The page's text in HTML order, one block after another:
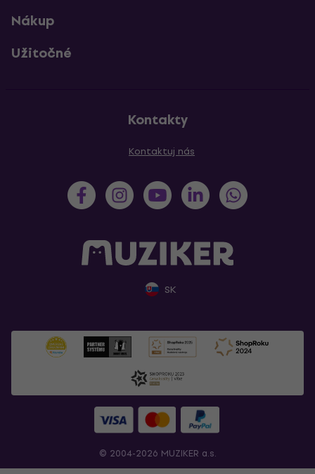
Nákup
Užitočné
Kontakty
Kontaktuj nás
SK
© 2004-2026 MUZIKER a.s.